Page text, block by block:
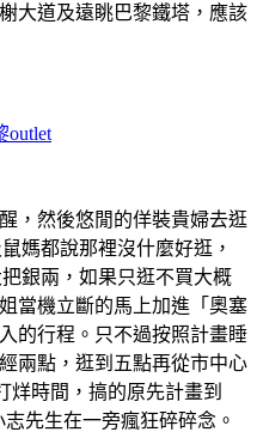
大道及遠眺巴黎鐵塔，應該
outlet
，然後悠閒的佯裝貴婦去逛
媽都說那裡沒什麼好逛，
銀兩，如果只逛不買大概
當機立斷的馬上加進「奧塞
的行程。只不過按照計畫睡
兩點，逛到五點再從市中心
烊時間，搞的原先計畫到
志先生在一旁瘋狂碎碎念。